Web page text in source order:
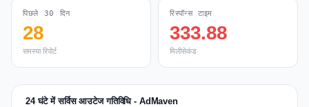
पिछले 30 दिन
28
समस्या रिपोर्ट
रिस्पॉन्स टाइम
333.88
मिलीसेकंड
24 घंटे में सर्विस आउटेज गतिविधि - AdMaven